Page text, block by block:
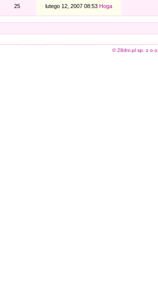
25 lutego 12, 2007 08:53 Hoga
© 28dni.pl sp. z o.o.